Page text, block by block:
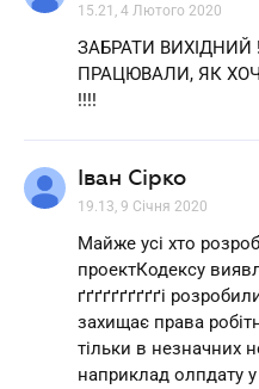
15.21, 4 Лютого 2020
ЗАБРАТИ
ПРАЦЮВАЛИ, ЯК
!!!!
Іван Сірко
19.13, 9 Січня 2020
Майже усі хто
проектКодексу
ґґґґґґґґґґі
захищає права
тільки в незначних
наприклад олпдату